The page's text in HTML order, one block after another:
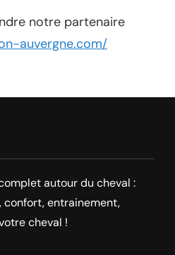
notre partenaire
auvergne.com/
autour du cheval :
entrainement,
cheval !